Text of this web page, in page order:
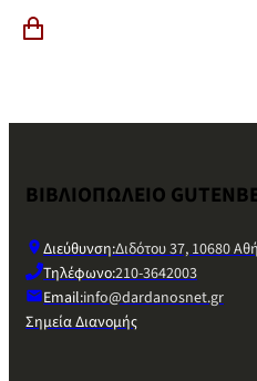
ΒΙΒΛΙΟΠΩΛΕΙΟ
Διεύθυνση:Διδότου 37, 10680
Τηλέφωνο:210-3642003
Email:info@dardanosnet.gr
Σημεία Διανομής